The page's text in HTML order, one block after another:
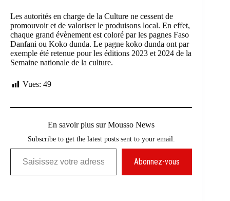
Les autorités en charge de la Culture ne cessent de
promouvoir et de valoriser le produisons local. En effet,
chaque grand évènement est coloré par les pagnes Faso
Danfani ou Koko dunda. Le pagne koko dunda ont par
exemple été retenue pour les éditions 2023 et 2024 de la
Semaine nationale de la culture.
Vues: 49
En savoir plus sur Mousso News
Subscribe to get the latest posts sent to your email.
Saisissez votre adresse e-mail…
Abonnez-vous